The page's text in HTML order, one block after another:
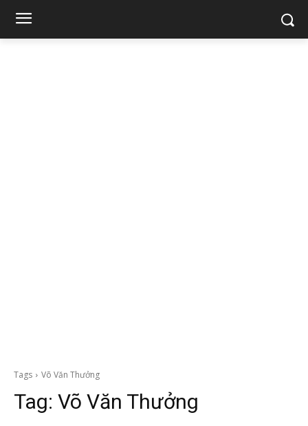
Tags Võ Văn Thưởng
Tag: Võ Văn Thưởng